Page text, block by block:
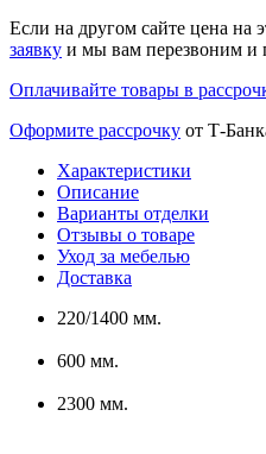
Если на другом сайте цена на
заявку и мы вам перезвоним и
Оплачивайте товары в
Оформите рассрочку от Т-
Характеристики
Описание
Варианты отделки
Отзывы о товаре
Уход за мебелью
Доставка
220/1400 мм.
600 мм.
2300 мм.